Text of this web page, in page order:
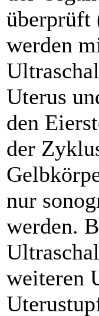
überprüft
werden
Uterus
den
der
nur
werden.
weiteren